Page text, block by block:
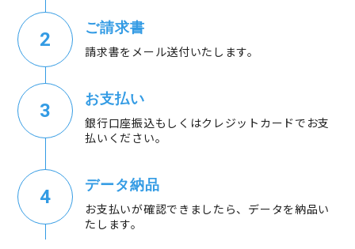
ご請求書
請求書をメール送付いたします。
お支払い
銀行口座振込もしくはクレジットカードでお支
払いください。
データ納品
お支払いが確認できましたら、データを納品い
たします。